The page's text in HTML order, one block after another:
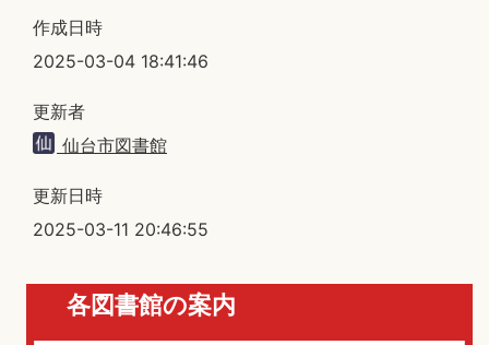
作成日時
2025-03-04 18:41:46
更新者
仙台市図書館
更新日時
2025-03-11 20:46:55
各図書館の案内